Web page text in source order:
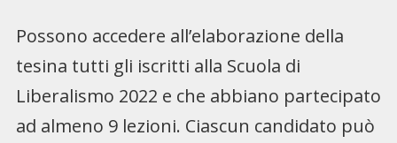
Possono accedere all’elaborazione della
tesina tutti gli iscritti alla Scuola di
Liberalismo 2022 e che abbiano partecipato
ad almeno 9 lezioni. Ciascun candidato può